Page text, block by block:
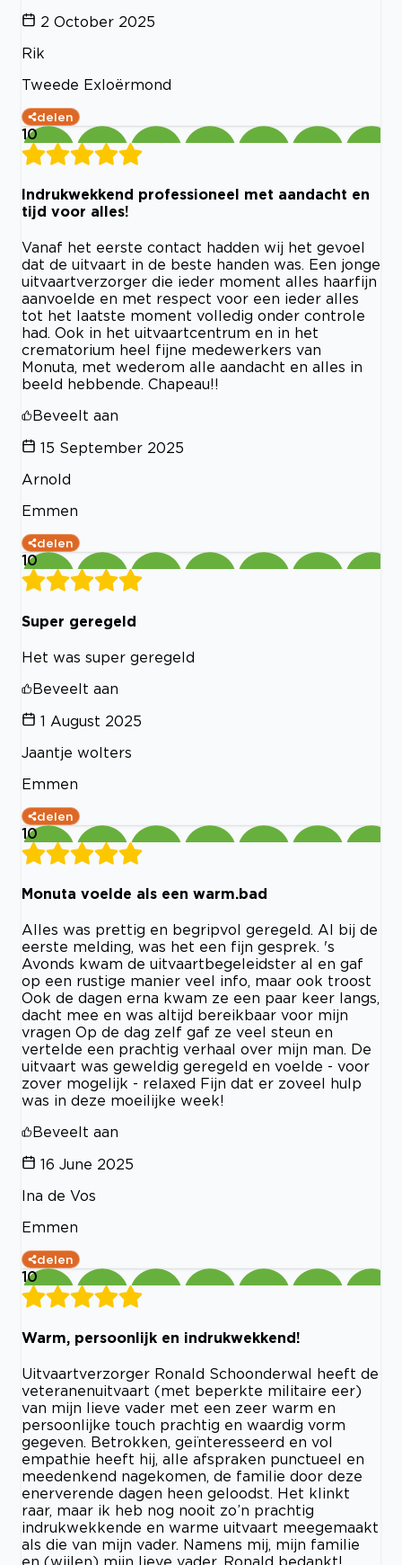
2 October 2025
Rik
Tweede Exloërmond
delen
10
Indrukwekkend professioneel met aandacht en
tijd voor alles!
Vanaf het eerste contact hadden wij het gevoel
dat de uitvaart in de beste handen was. Een jonge
uitvaartverzorger die ieder moment alles haarfijn
aanvoelde en met respect voor een ieder alles
tot het laatste moment volledig onder controle
had. Ook in het uitvaartcentrum en in het
crematorium heel fijne medewerkers van
Monuta, met wederom alle aandacht en alles in
beeld hebbende. Chapeau!!
Beveelt aan
15 September 2025
Arnold
Emmen
delen
10
Super geregeld
Het was super geregeld
Beveelt aan
1 August 2025
Jaantje wolters
Emmen
delen
10
Monuta voelde als een warm.bad
Alles was prettig en begripvol geregeld. Al bij de
eerste melding, was het een fijn gesprek. 's
Avonds kwam de uitvaartbegeleidster al en gaf
op een rustige manier veel info, maar ook troost
Ook de dagen erna kwam ze een paar keer langs,
dacht mee en was altijd bereikbaar voor mijn
vragen Op de dag zelf gaf ze veel steun en
vertelde een prachtig verhaal over mijn man. De
uitvaart was geweldig geregeld en voelde - voor
zover mogelijk - relaxed Fijn dat er zoveel hulp
was in deze moeilijke week!
Beveelt aan
16 June 2025
Ina de Vos
Emmen
delen
10
Warm, persoonlijk en indrukwekkend!
Uitvaartverzorger Ronald Schoonderwal heeft de
veteranenuitvaart (met beperkte militaire eer)
van mijn lieve vader met een zeer warm en
persoonlijke touch prachtig en waardig vorm
gegeven. Betrokken, geïnteresseerd en vol
empathie heeft hij, alle afspraken punctueel en
meedenkend nagekomen, de familie door deze
enerverende dagen heen geloodst. Het klinkt
raar, maar ik heb nog nooit zo’n prachtig
indrukwekkende en warme uitvaart meegemaakt
als die van mijn vader. Namens mij, mijn familie
en (wijlen) mijn lieve vader, Ronald bedankt!